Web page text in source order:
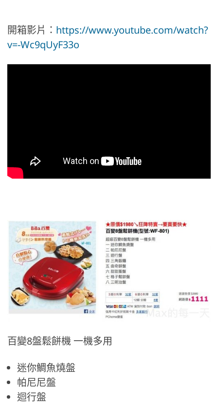
開箱影片： https://www.youtube.com/watch?
v=-Wc9qUyF33o
百變8盤鬆餅機 一機多用
迷你鯛魚燒盤
帕尼尼盤
迴行盤